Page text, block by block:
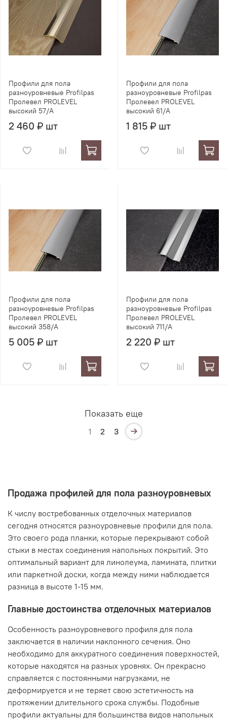
Профили для пола
разноуровневые Profilpas
Пролевел PROLEVEL
высокий 57/A
2 460 ₽ шт
Профили для пола
разноуровневые Profilpas
Пролевел PROLEVEL
высокий 61/A
1 815 ₽ шт
Профили для пола
разноуровневые Profilpas
Пролевел PROLEVEL
высокий 358/A
5 005 ₽ шт
Профили для пола
разноуровневые Profilpas
Пролевел PROLEVEL
высокий 711/A
2 220 ₽ шт
Показать еще
1 2 3
Продажа профилей для пола разноуровневых
К числу востребованных отделочных материалов
сегодня относятся разноуровневые профили для пола.
Это своего рода планки, которые перекрывают собой
стыки в местах соединения напольных покрытий. Это
оптимальный вариант для линолеума, ламината, плитки
или паркетной доски, когда между ними наблюдается
разница в высоте 1-15 мм.
Главные достоинства отделочных материалов
Особенность разноуровневого профиля для пола
заключается в наличии наклонного сечения. Оно
необходимо для аккуратного соединения поверхностей,
которые находятся на разных уровнях. Он прекрасно
справляется с постоянными нагрузками, не
деформируется и не теряет свою эстетичность на
протяжении длительного срока службы. Подобные
профили актуальны для большинства видов напольных